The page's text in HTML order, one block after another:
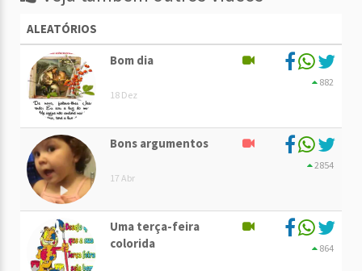
ALEATÓRIOS
Bom dia
18 Dez
882
Bons argumentos
17 Abr
2854
Uma terça-feira
colorida
864